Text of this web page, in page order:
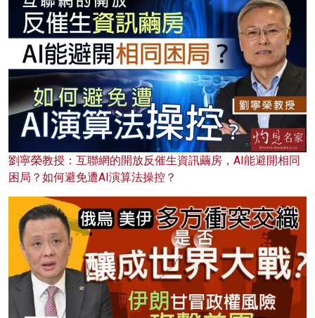
劉寧榮教授：互聯網的開放反催生資訊繭房，AI能避開相同
困局？如何避免遭AI演算法操控？